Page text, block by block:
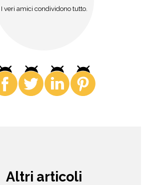
I veri amici condividono tutto.
Altri articoli